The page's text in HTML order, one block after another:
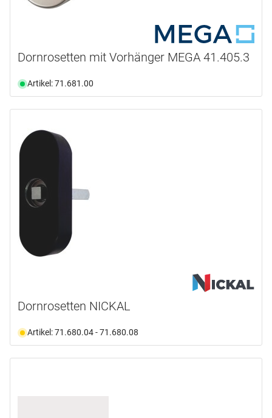
Dornrosetten mit Vorhänger MEGA 41.405.3
Artikel: 71.681.00
Dornrosetten NICKAL
Artikel: 71.680.04 - 71.680.08